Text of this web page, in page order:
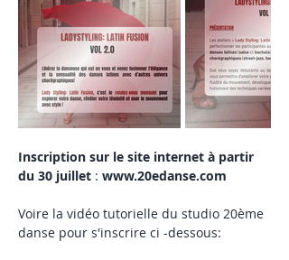
Inscription sur le site internet à partir
du 30 juillet : www.20edanse.com
Voire la vidéo tutorielle du studio 20ème
danse pour s'inscrire ci -dessous: